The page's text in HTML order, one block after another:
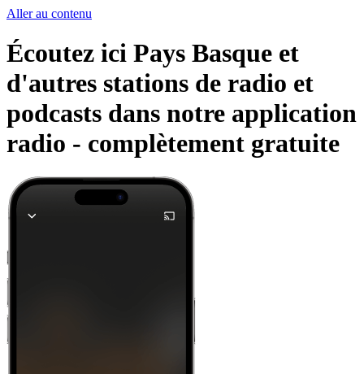
Aller au contenu
Écoutez ici Pays Basque et
d'autres stations de radio et
podcasts dans notre application
radio - complètement gratuite